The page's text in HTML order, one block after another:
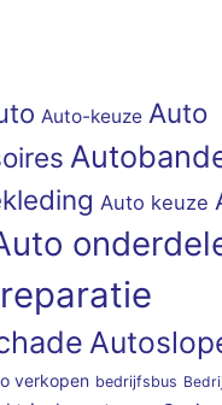
Auto-keuze Auto
Auto keuze
verkopen bedrijfsbus